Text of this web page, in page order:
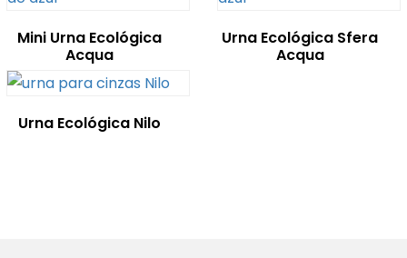
Mini Urna Ecológica
Acqua
Urna Ecológica Sfera
Acqua
Urna Ecológica Nilo